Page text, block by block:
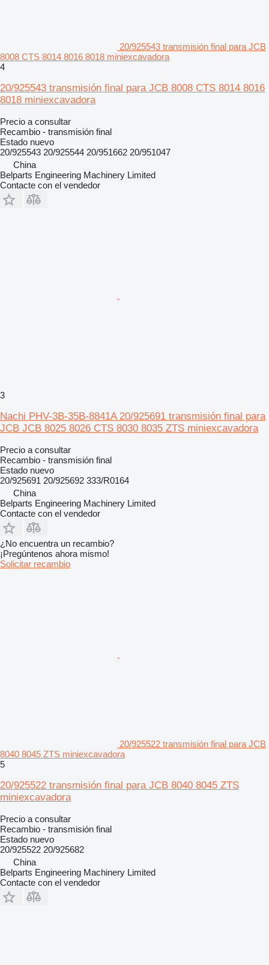
20/925543 transmisión final para JCB
8008 CTS 8014 8016 8018 miniexcavadora
4
20/925543 transmisión final para JCB 8008 CTS 8014 8016
8018 miniexcavadora
Precio a consultar
Recambio - transmisión final
Estado nuevo
20/925543 20/925544 20/951662 20/951047
China
Belparts Engineering Machinery Limited
Contacte con el vendedor
3
Nachi PHV-3B-35B-8841A 20/925691 transmisión final para
JCB JCB 8025 8026 CTS 8030 8035 ZTS miniexcavadora
Precio a consultar
Recambio - transmisión final
Estado nuevo
20/925691 20/925692 333/R0164
China
Belparts Engineering Machinery Limited
Contacte con el vendedor
¿No encuentra un recambio?
¡Pregúntenos ahora mismo!
Solicitar recambio
20/925522 transmisión final para JCB
8040 8045 ZTS miniexcavadora
5
20/925522 transmisión final para JCB 8040 8045 ZTS
miniexcavadora
Precio a consultar
Recambio - transmisión final
Estado nuevo
20/925522 20/925682
China
Belparts Engineering Machinery Limited
Contacte con el vendedor